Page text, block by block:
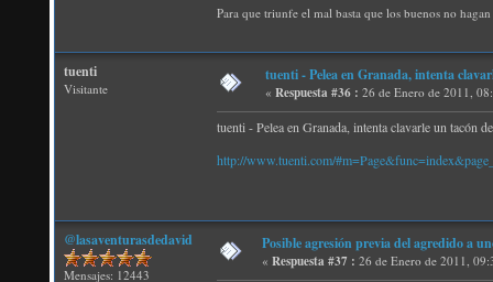
Para que triunfe el mal basta que los buenos no
tuenti
Visitante
tuenti - Pelea en Granada, intenta
« Respuesta #36 : 26 de Enero de 2011,
tuenti - Pelea en Granada, intenta clavarle un tacón
http://www.tuenti.com/
@lasaventurasdedavid
Mensajes: 12443
Posible agresión previa del agredido a
« Respuesta #37 : 26 de Enero de 2011,